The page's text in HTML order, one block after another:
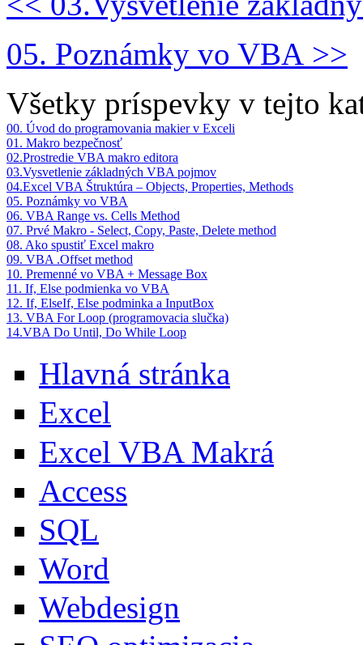
05. Poznámky vo VBA >>
Všetky príspevky v tejto
00. Úvod do programovania makier v Exceli
01. Makro bezpečnosť
02.Prostredie VBA makro editora
03.Vysvetlenie základných VBA pojmov
04.Excel VBA Štruktúra – Objects, Properties, Methods
05. Poznámky vo VBA
06. VBA Range vs. Cells Method
07. Prvé Makro - Select, Copy, Paste, Delete method
08. Ako spustiť Excel makro
09. VBA .Offset method
10. Premenné vo VBA + Message Box
11. If, Else podmienka vo VBA
12. If, ElseIf, Else podminka a InputBox
13. VBA For Loop (programovacia slučka)
14.VBA Do Until, Do While Loop
Hlavná stránka
Excel
Excel VBA Makrá
Access
SQL
Word
Webdesign